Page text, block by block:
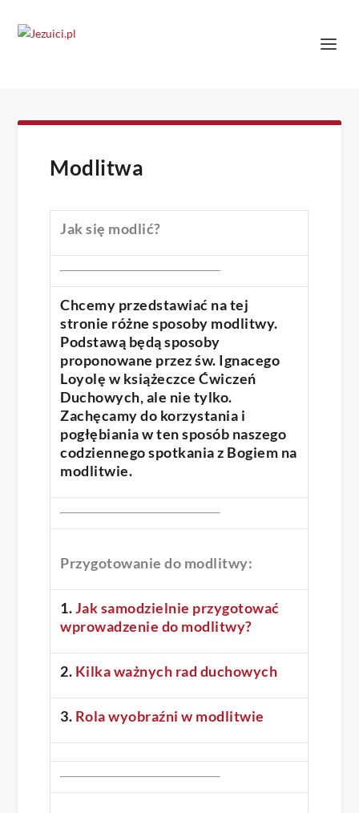
Modlitwa
Jak się modlić?
Chcemy przedstawiać na tej
stronie różne sposoby modlitwy.
Podstawą będą sposoby
proponowane przez św. Ignacego
Loyolę w książeczce Ćwiczeń
Duchowych, ale nie tylko.
Zachęcamy do korzystania i
pogłębiania w ten sposób naszego
codziennego spotkania z Bogiem na
modlitwie.
Przygotowanie do modlitwy:
1.Jak samodzielnie przygotować
wprowadzenie do modlitwy?
2. Kilka ważnych rad duchowych
3. Rola wyobraźni w modlitwie